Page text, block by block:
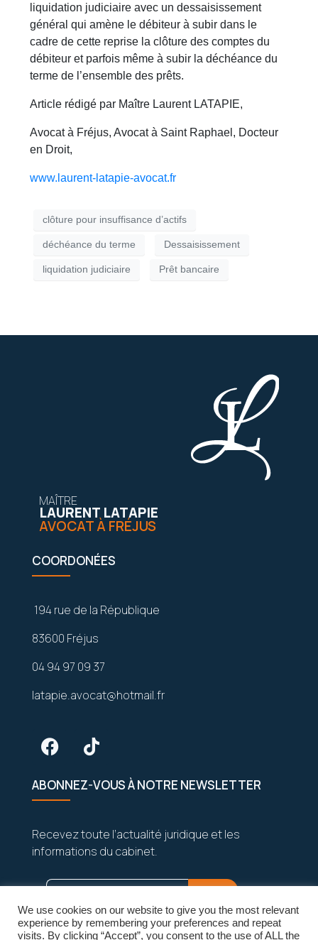
liquidation judiciaire avec un dessaisissement
général qui amène le débiteur à subir dans le
cadre de cette reprise la clôture des comptes du
débiteur et parfois même à subir la déchéance du
terme de l’ensemble des prêts.
Article rédigé par Maître Laurent LATAPIE,
Avocat à Fréjus, Avocat à Saint Raphael, Docteur
en Droit,
www.laurent-latapie-avocat.fr
clôture pour insuffisance d’actifs
déchéance du terme Dessaisissement
liquidation judiciaire Prêt bancaire
MAÎTRE
LAURENT LATAPIE
AVOCAT À FRÉJUS
COORDONÉES
194 rue de la République
83600 Fréjus
04 94 97 09 37
latapie.avocat@hotmail.fr
ABONNEZ-VOUS À NOTRE NEWSLETTER
Recevez toute l’actualité juridique et les
informations du cabinet.
We use cookies on our website to give you the most relevant
experience by remembering your preferences and repeat
visits. By clicking “Accept”, you consent to the use of ALL the